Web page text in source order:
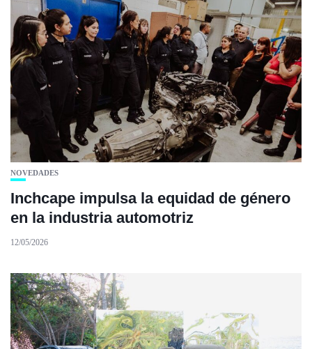
NOVEDADES
Inchcape impulsa la equidad de género
en la industria automotriz
12/05/2026